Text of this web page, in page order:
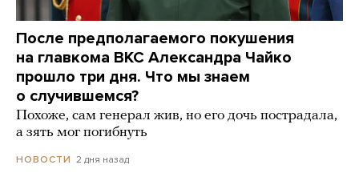
После предполагаемого покушения
на главкома ВКС Александра Чайко
прошло три дня. Что мы знаем
о случившемся?
Похоже, сам генерал жив, но его дочь пострадала,
а зять мог погибнуть
НОВОСТИ 2 дня назад